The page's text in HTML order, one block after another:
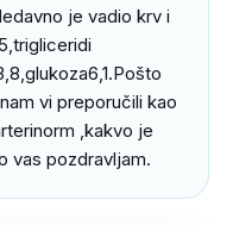
je vadio krv i
vi preporučili kao
,kakvo je
vas pozdravljam.